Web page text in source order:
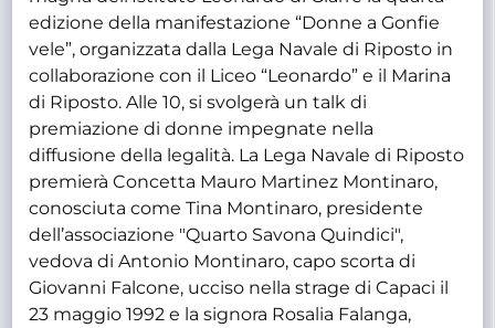
edizione della manifestazione “Donne a Gonfie
vele”, organizzata dalla Lega Navale di Riposto in
collaborazione con il Liceo “Leonardo” e il Marina
di Riposto. Alle 10, si svolgerà un talk di
premiazione di donne impegnate nella
diffusione della legalità. La Lega Navale di Riposto
premierà Concetta Mauro Martinez Montinaro,
conosciuta come Tina Montinaro, presidente
dell’associazione "Quarto Savona Quindici",
vedova di Antonio Montinaro, capo scorta di
Giovanni Falcone, ucciso nella strage di Capaci il
23 maggio 1992 e la signora Rosalia Falanga,